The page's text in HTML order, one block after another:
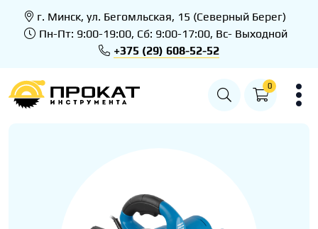
г. Минск, ул. Бегомльская, 15 (Северный Берег)
Пн-Пт: 9:00-19:00, Сб: 9:00-17:00, Вс- Выходной
+375 (29) 608-52-52
0